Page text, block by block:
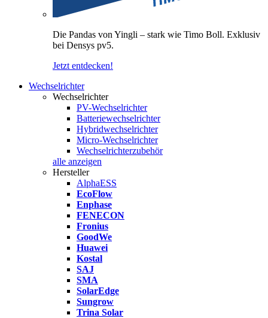
Die Pandas von Yingli – stark wie Timo Boll. Exklusiv
bei Densys pv5.
Jetzt entdecken!
Wechselrichter
Wechselrichter
PV-Wechselrichter
Batteriewechselrichter
Hybridwechselrichter
Micro-Wechselrichter
Wechselrichterzubehör
alle anzeigen
Hersteller
AlphaESS
EcoFlow
Enphase
FENECON
Fronius
GoodWe
Huawei
Kostal
SAJ
SMA
SolarEdge
Sungrow
Trina Solar